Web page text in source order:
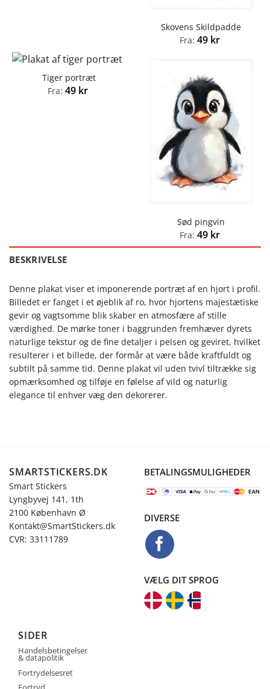
Skovens Skildpadde
Fra: 49 kr
Tiger portræt
Fra: 49 kr
Sød pingvin
Fra: 49 kr
BESKRIVELSE
Denne plakat viser et imponerende portræt af en hjort i profil.
Billedet er fanget i et øjeblik af ro, hvor hjortens majestætiske
gevir og vagtsomme blik skaber en atmosfære af stille
værdighed. De mørke toner i baggrunden fremhæver dyrets
naturlige tekstur og de fine detaljer i pelsen og geviret, hvilket
resulterer i et billede, der formår at være både kraftfuldt og
subtilt på samme tid. Denne plakat vil uden tvivl tiltrække sig
opmærksomhed og tilføje en følelse af vild og naturlig
elegance til enhver væg den dekorerer.
SMARTSTICKERS.DK
Smart Stickers
Lyngbyvej 141, 1th
2100 København Ø
Kontakt@SmartStickers.dk
CVR: 33111789
BETALINGSMULIGHEDER
DIVERSE
VÆLG DIT SPROG
SIDER
Handelsbetingelser
& datapolitik
Fortrydelsesret